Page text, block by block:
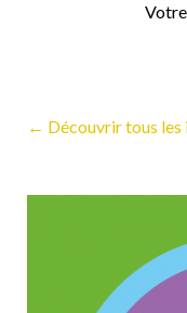
← Découvrir tous les